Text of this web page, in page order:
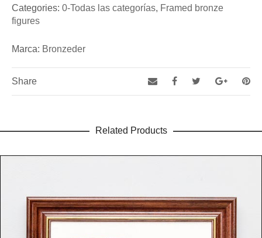
Categories: 0-Todas las categorías, Framed bronze
figures
Marca: Bronzeder
Share
Related Products